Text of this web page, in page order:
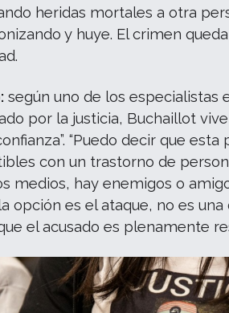
heridas mortales a otra
y huye. El crimen
según uno de los especialistas
por la justicia, Buchaillot
“Puedo decir que
con un trastorno de
medios, hay enemigos o
opción es el ataque, no es una
el acusado es plenamente